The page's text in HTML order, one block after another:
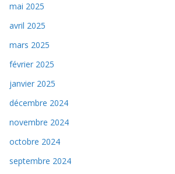
mai 2025
avril 2025
mars 2025
février 2025
janvier 2025
décembre 2024
novembre 2024
octobre 2024
septembre 2024